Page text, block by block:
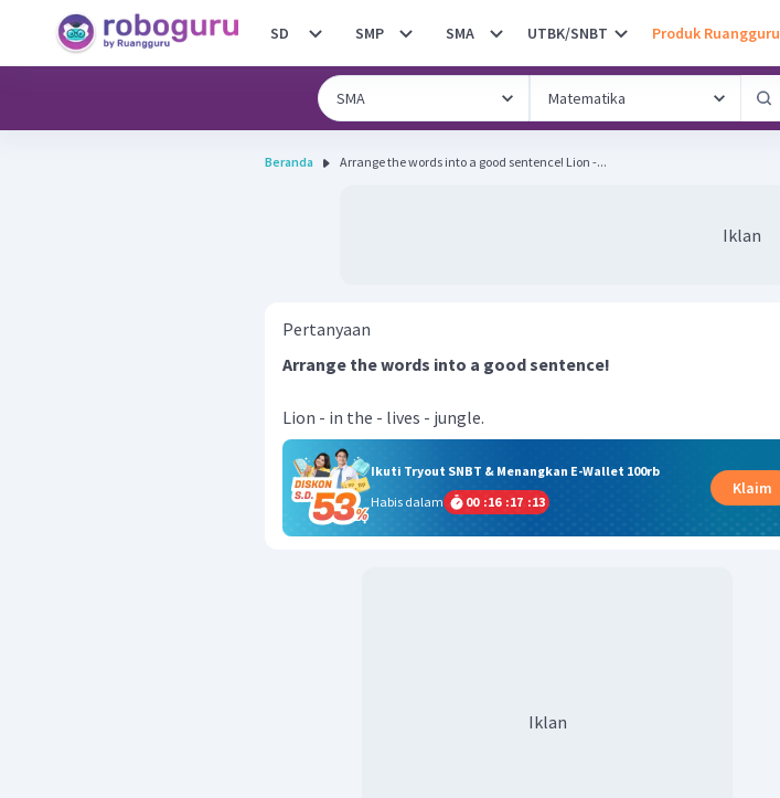
SD SMP SMA UTBK/SNBT Produk Ruangguru
Beranda Arrange the words into a good sentence! Lion -...
Iklan
Pertanyaan
Arrange the words into a good sentence!
Lion - in the - lives - jungle.
Ikuti Tryout SNBT & Menangkan E-Wallet 100rb
Habis dalam
00 :16 :17 :12
Klaim
Iklan